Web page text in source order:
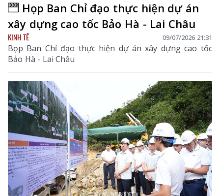
Họp Ban Chỉ đạo thực hiện dự án
xây dựng cao tốc Bảo Hà - Lai Châu
KINH TẾ 09/07/2026 21:31
Bọp Ban Chỉ đạo thực hiện dự án xây dựng cao tốc
Bảo Hà - Lai Châu